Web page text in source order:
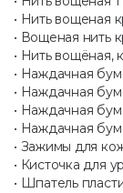
• Нить вощеная
• Вощеная нить
• Нить вощёная,
• Наждачная
• Наждачная
• Наждачная
• Наждачная
• Зажимы для
• Кисточка для
• Шпатель